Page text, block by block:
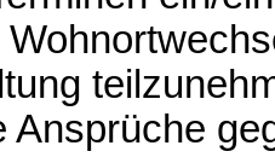
Ansprüche